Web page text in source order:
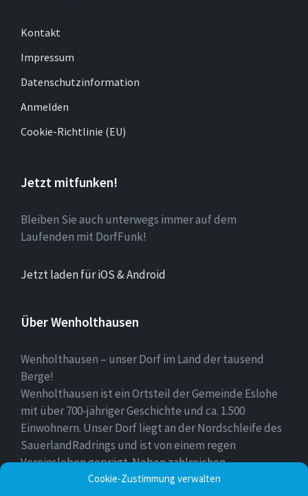
Cookie-Zustimmung verwalten
Kontakt
Impressum
Datenschutzinformation
Anmelden
Cookie-Richtlinie (EU)
Jetzt mitfunken!
Bleiben Sie auch unterwegs immer auf dem
Laufenden mit DorfFunk!
Jetzt laden für iOS & Android
Über Wenholthausen
Wenholthausen – unser Dorf im Land der tausend
Berge!
Wenholthausen ist ein Ortsteil der Gemeinde Eslohe
mit über 700-jähriger Geschichte und ca. 1.500
Einwohnern. Unser Dorf liegt an der Nordschleife des
SauerlandRadrings und ist von einem regen
Vereinsleben geprägt. Neben zahlreichen
Freizeitmöglichkeiten ist unser Ort für sein